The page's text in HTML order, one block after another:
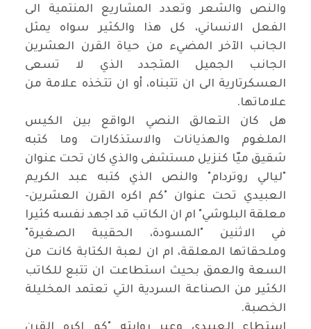
والنص والشعر وتعدد المشاريع المنتمية الى
الفعل الانساني، كل هذا والكثير سواه يمثل
الجانب الآخر المضيء من حياة القرن العشرين
الجانب الجميل المتجدد الذي لا تسعى
العسكرتارية الى ان تتبناه، أو ان تتخذه علامة من
علاماتها.
هل كان التعالق النصي الواقع بين الكيس
الملغوم والهذيانات والاستذكارات وما كتبه
شقيق ميّا كنزيل مستشفى والذي كان تحت عنوان
"ليالي روتردام" والنص الذي كتبه عبد الكريم
العبيدي تحت عنوان "كم اكره القرن العشرين-
معلقة البلوشي" ام ان الكاتب قد اجهد نفسه كثيرا
في الاثنين "المسودة، الحقيبة الصغيرة"
وملحقاتها المعلقة، ام ان لعبة الكتابة كانت من
السعة والعمق بحيث استطاعت ان تتبع للكاتب
الكثير من الصناعة السردية التي تعتمد المخليلة
الخصبة.